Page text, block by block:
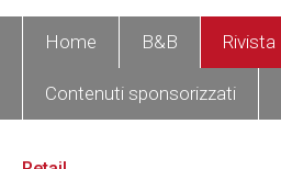
Home B&B Rivista
Contenuti sponsorizzati